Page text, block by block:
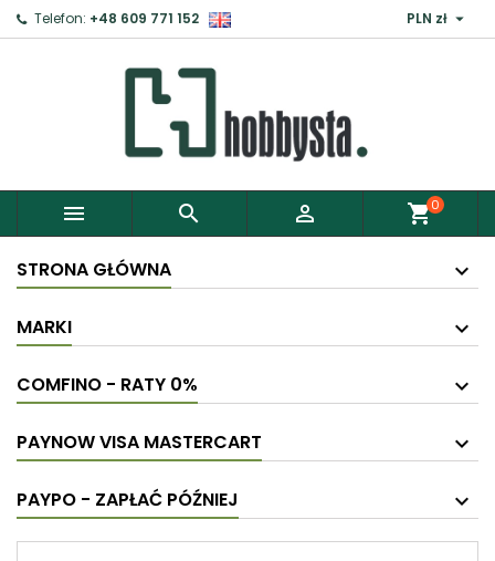
Telefon: +48 609 771 152 PLN zł 
   shopping_cart0
STRONA GŁÓWNA
MARKI
COMFINO - RATY 0%
PAYNOW VISA MASTERCART
PAYPO - ZAPŁAĆ PÓŹNIEJ